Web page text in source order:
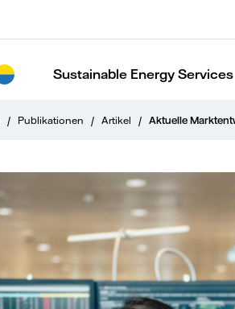
Sustainable Energy Services
/ Publikationen / Artikel / Aktuelle